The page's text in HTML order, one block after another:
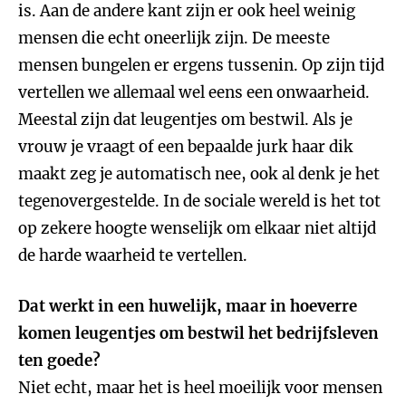
is. Aan de andere kant zijn er ook heel weinig
mensen die echt oneerlijk zijn. De meeste
mensen bungelen er ergens tussenin. Op zijn tijd
vertellen we allemaal wel eens een onwaarheid.
Meestal zijn dat leugentjes om bestwil. Als je
vrouw je vraagt of een bepaalde jurk haar dik
maakt zeg je automatisch nee, ook al denk je het
tegenovergestelde. In de sociale wereld is het tot
op zekere hoogte wenselijk om elkaar niet altijd
de harde waarheid te vertellen.
Dat werkt in een huwelijk, maar in hoeverre
komen leugentjes om bestwil het bedrijfsleven
ten goede?
Niet echt, maar het is heel moeilijk voor mensen